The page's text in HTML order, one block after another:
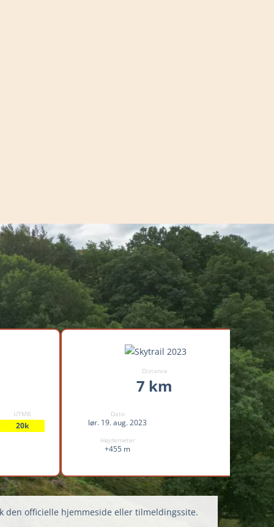
UTMB
20k
Distance
7 km
Dato
lør. 19. aug. 2023
Højdemeter
+455 m
den officielle hjemmeside eller tilmeldingssite.